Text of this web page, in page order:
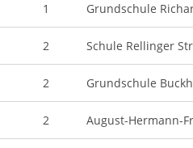
1 Grundschule
2 Schule Rellinger
2 Grundschule
2 August-Hermann-